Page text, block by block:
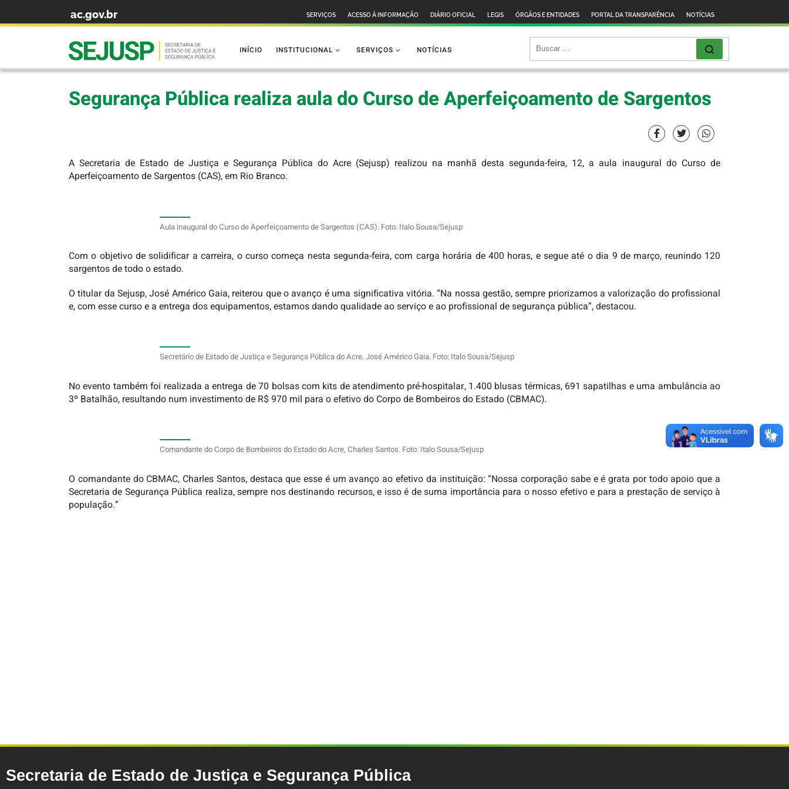
ac.gov.br SERVIÇOS ACESSO À INFORMAÇÃO DIÁRIO OFICIAL LEGIS ÓRGÃOS E ENTIDADES PORTAL DA TRANSPARÊNCIA NOTÍCIAS
INÍCIO INSTITUCIONAL SERVIÇOS NOTÍCIAS
Segurança Pública realiza aula do Curso de Aperfeiçoamento de Sargentos
A Secretaria de Estado de Justiça e Segurança Pública do Acre (Sejusp) realizou na manhã desta segunda-feira, 12, a aula inaugural do Curso de
Aperfeiçoamento de Sargentos (CAS), em Rio Branco.
Aula inaugural do Curso de Aperfeiçoamento de Sargentos (CAS). Foto: Italo Sousa/Sejusp
Com o objetivo de solidificar a carreira, o curso começa nesta segunda-feira, com carga horária de 400 horas, e segue até o dia 9 de março, reunindo 120
sargentos de todo o estado.
O titular da Sejusp, José Américo Gaia, reiterou que o avanço é uma significativa vitória. “Na nossa gestão, sempre priorizamos a valorização do profissional
e, com esse curso e a entrega dos equipamentos, estamos dando qualidade ao serviço e ao profissional de segurança pública”, destacou.
Secretário de Estado de Justiça e Segurança Pública do Acre, José Américo Gaia. Foto: Italo Sousa/Sejusp
No evento também foi realizada a entrega de 70 bolsas com kits de atendimento pré-hospitalar, 1.400 blusas térmicas, 691 sapatilhas e uma ambulância ao
3º Batalhão, resultando num investimento de R$ 970 mil para o efetivo do Corpo de Bombeiros do Estado (CBMAC).
Comandante do Corpo de Bombeiros do Estado do Acre, Charles Santos. Foto: Italo Sousa/Sejusp
O comandante do CBMAC, Charles Santos, destaca que esse é um avanço ao efetivo da instituição: “Nossa corporação sabe e é grata por todo apoio que a
Secretaria de Segurança Pública realiza, sempre nos destinando recursos, e isso é de suma importância para o nosso efetivo e para a prestação de serviço à
população.”
Secretaria de Estado de Justiça e Segurança Pública